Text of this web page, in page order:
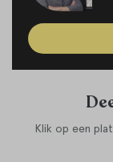
Klik op een